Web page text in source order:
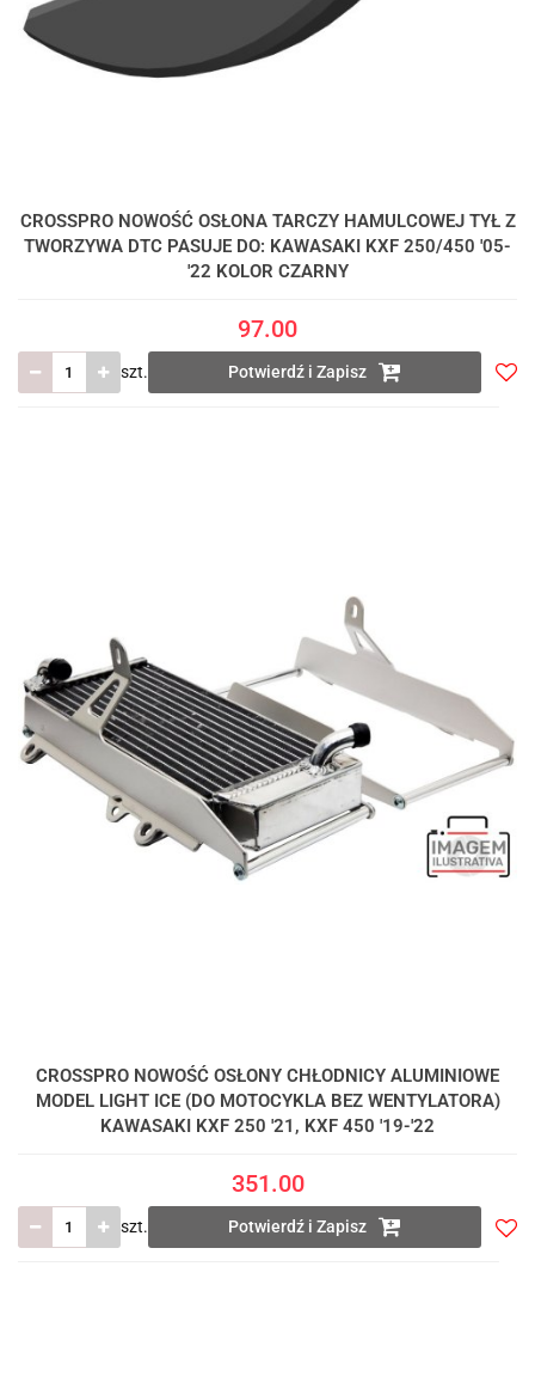
CROSSPRO NOWOŚĆ OSŁONA TARCZY HAMULCOWEJ TYŁ Z
TWORZYWA DTC PASUJE DO: KAWASAKI KXF 250/450 '05-
'22 KOLOR CZARNY
97.00
szt. Potwierdź i Zapisz
CROSSPRO NOWOŚĆ OSŁONY CHŁODNICY ALUMINIOWE
MODEL LIGHT ICE (DO MOTOCYKLA BEZ WENTYLATORA)
KAWASAKI KXF 250 '21, KXF 450 '19-'22
351.00
szt. Potwierdź i Zapisz